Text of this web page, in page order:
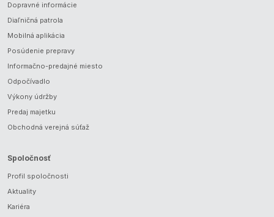
Dopravné informácie
Diaľničná patrola
Mobilná aplikácia
Posúdenie prepravy
Informačno-predajné miesto
Odpočívadlo
Výkony údržby
Predaj majetku
Obchodná verejná súťaž
Spoločnosť
Profil spoločnosti
Aktuality
Kariéra